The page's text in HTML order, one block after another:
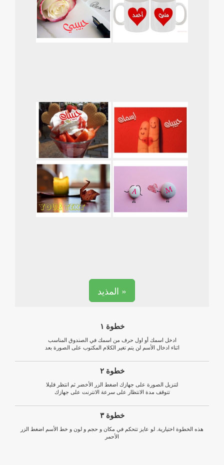
المذيد »
خطوة ١
ادخل اسمك أو اول حرف من اسمك في الصندوق المناسب
اثناء ادخال الأسم لن يتم تغير الكلام المكتوب على الصورة بعد
خطوة ٢
لتنزيل الصورة على جهازك اضغط الزر الأخضر ثم انتظر قليلا
تتوقف مدة الانتظار على سرعة الانترنت على جهازك
خطوة ٣
هذه الخطوة اختيارية. لو عايز تتحكم في مكان و حجم و لون و خط الأسم اضغط الزر
الأحمر